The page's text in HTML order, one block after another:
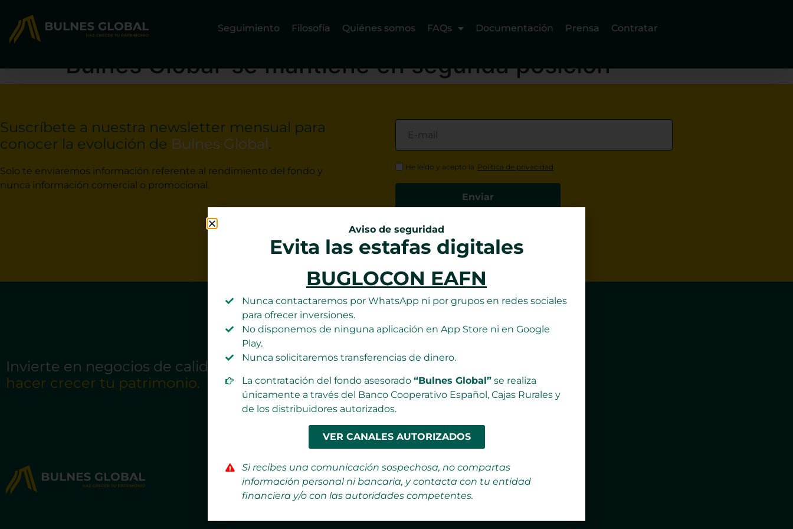
Seguimiento Filosofía Quiénes somos FAQs Documentación Prensa Contratar
‘Bulnes Global’ se mantiene en segunda posición
Suscríbete a nuestra newsletter mensual para
conocer la evolución de Bulnes Global.
Solo te enviaremos información referente al rendimiento del fondo y
nunca información comercial o promocional.
He leído y acepto la Política de privacidad
Invierte en negocios de calidad para
hacer crecer tu patrimonio.
Aviso de seguridad
Evita las estafas digitales
BUGLOCON EAFN
Nunca contactaremos por WhatsApp ni por grupos en redes sociales
para ofrecer inversiones.
No disponemos de ninguna aplicación en App Store ni en Google
Play.
Nunca solicitaremos transferencias de dinero.
La contratación del fondo asesorado “Bulnes Global”se realiza
únicamente a través del Banco Cooperativo Español, Cajas Rurales y
de los distribuidores autorizados.
VER CANALES AUTORIZADOS
Si recibes una comunicación sospechosa, no compartas
información personal ni bancaria, y contacta con tu entidad
financiera y/o con las autoridades competentes.